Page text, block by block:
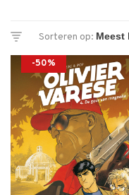
Sorteren op:
-50%